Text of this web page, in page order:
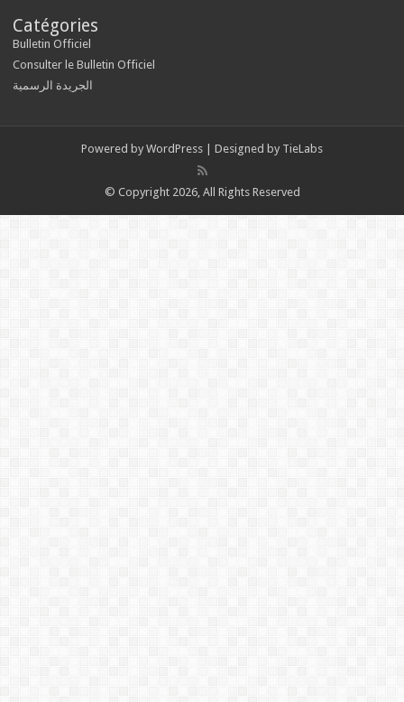
Catégories
Bulletin Officiel
Consulter le Bulletin Officiel
الجريدة الرسمية
Powered by WordPress | Designed by TieLabs
© Copyright 2026, All Rights Reserved